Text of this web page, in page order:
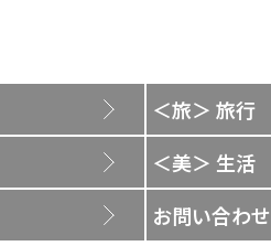
＜旅＞ 旅行
＜美＞ 生活
お問い合わせ